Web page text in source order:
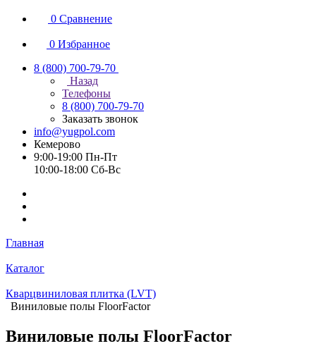
0 Сравнение
0 Избранное
8 (800) 700-79-70
Назад
Телефоны
8 (800) 700-79-70
Заказать звонок
info@yugpol.com
Кемерово
9:00-19:00 Пн-Пт
10:00-18:00 Cб-Вс
Главная
Каталог
Кварцвиниловая плитка (LVT)
Виниловые полы FloorFactor
Виниловые полы FloorFactor